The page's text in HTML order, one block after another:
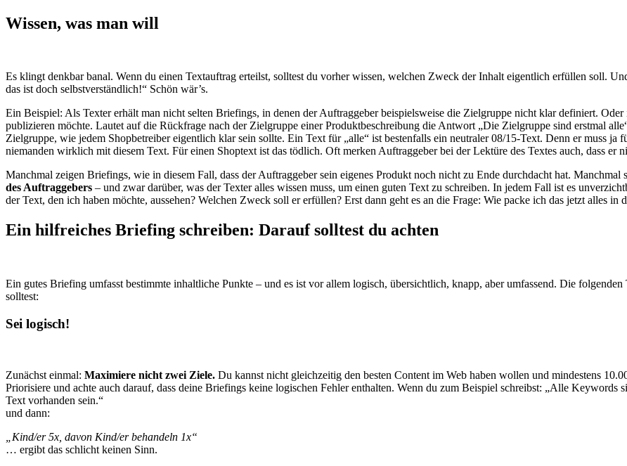
Wissen, was man will
Es klingt denkbar banal. Wenn du einen Textauftrag erteilst, solltest du vorher wissen, welchen Zweck der Inhalt eigentlich erfüllen soll.
das ist doch selbstverständlich!“ Schön wär’s.
Ein Beispiel: Als Texter erhält man nicht selten Briefings, in denen der Auftraggeber beispielsweise die Zielgruppe nicht klar definiert.
publizieren möchte. Lautet auf die Rückfrage nach der Zielgruppe einer Produktbeschreibung die Antwort „Die Zielgruppe sind erstmal
Zielgruppe, wie jedem Shopbetreiber eigentlich klar sein sollte. Ein Text für „alle“ ist bestenfalls ein neutraler 08/15-Text. Denn er muss ja
niemanden wirklich mit diesem Text. Für einen Shoptext ist das tödlich. Oft merken Auftraggeber bei der Lektüre des Textes auch, dass er
Manchmal zeigen Briefings, wie in diesem Fall, dass der Auftraggeber sein eigenes Produkt noch nicht zu Ende durchdacht hat. Manchmal
des Auftraggebers – und zwar darüber, was der Texter alles wissen muss, um einen guten Text zu schreiben. In jedem Fall ist es
der Text, den ich haben möchte, aussehen? Welchen Zweck soll er erfüllen? Erst dann geht es an die Frage: Wie packe ich das jetzt alles
Ein hilfreiches Briefing schreiben: Darauf solltest du achten
Ein gutes Briefing umfasst bestimmte inhaltliche Punkte – und es ist vor allem logisch, übersichtlich, knapp, aber umfassend. Die
solltest:
Sei logisch!
Zunächst einmal: Maximiere nicht zwei Ziele. Du kannst nicht gleichzeitig den besten Content im Web haben wollen und mindestens
Priorisiere und achte auch darauf, dass deine Briefings keine logischen Fehler enthalten. Wenn du zum Beispiel schreibst: „Alle
Text vorhanden sein.“
und dann:
„Kind/er 5x, davon Kind/er behandeln 1x“
… ergibt das schlicht keinen Sinn.